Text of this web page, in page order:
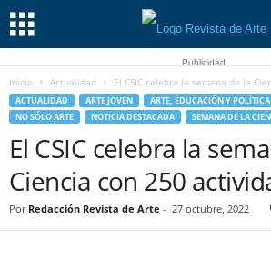
Publicidad
Inicio Actualidad El CSIC celebra la semana de la
ACTUALIDAD ARTE JOVEN ARTE, EDUCACIÓN Y POLÍTICA
NO SÓLO ARTE
NOTICIA DESTACADA SEMANA DE LA
El CSIC celebra la
Ciencia con 250
Por Redacción Revista de Arte - 27 octubre, 2022